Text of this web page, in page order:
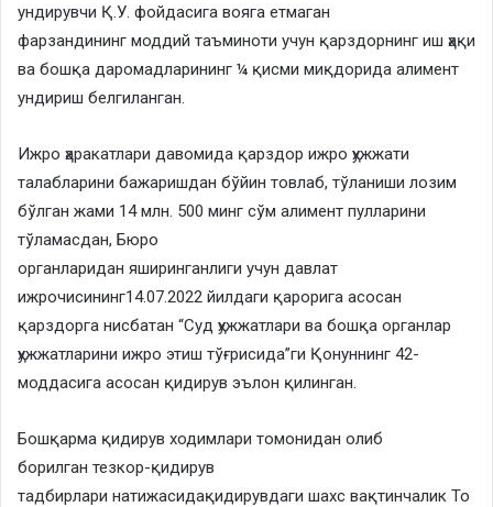
ундирувчи Қ.У. фойдасига вояга етмаган
фарзандининг моддий таъминоти учун қарздорнинг иш ҳақи
ва бошқа даромадларининг ¼ қисми миқдорида алимент
ундириш белгиланган.
​Ижро ҳаракатлари давомида қарздор ижро ҳужжати
талабларини бажаришдан бўйин товлаб, тўланиши лозим
бўлган жами 14 млн. 500 минг сўм алимент пулларини
тўламасдан, Бюро
органларидан яширинганлиги учун давлат
ижрочисининг14.07.2022 йилдаги қарорига асосан
қарздорга нисбатан “Суд ҳужжатлари ва бошқа органлар
ҳужжатларини ижро этиш тўғрисида”ги Қонуннинг 42-
моддасига асосан қидирув эълон қилинган.
Бошқарма қидирув ходимлари томонидан олиб
борилган тезкор-қидирув
тадбирлари натижасидақидирувдаги шахс вақтинчалик То